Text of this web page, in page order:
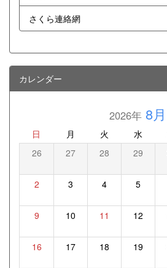
さくら連絡網
カレンダー
2026年8月
日 月 火 水
26 27 28 29
2 3 4 5
9 10 11 12
16 17 18 19